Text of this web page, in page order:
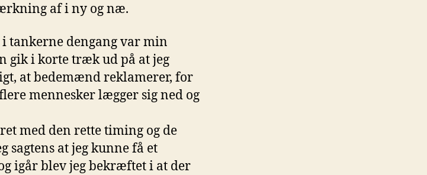
af i ny og næ.
i tankerne dengang var min
gik i korte træk ud på at jeg
at bedemænd reklamerer, for
mennesker lægger sig ned og
med den rette timing og de
sagtens at jeg kunne få et
igår blev jeg bekræftet i at der